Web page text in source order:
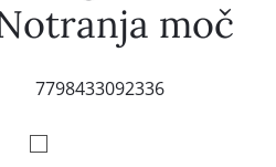
moč
7798433092336